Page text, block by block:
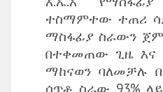
ተስማምተው ተጠሪ
ማስፋፊያ ስራውን
በተቀመጠው ጊዜ እና
ማከናወን ባለመቻሉ
ሰጥቶ ስራው 93%